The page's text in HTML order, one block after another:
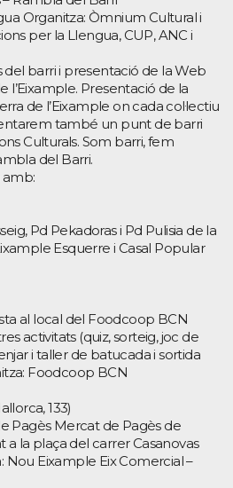
Organitza: Òmnium Cultural i
per la Llengua, CUP, ANC i
del barri i presentació de la Web
l’Eixample. Presentació de la
de l’Eixample on cada col·lectiu
també un punt de barri
Culturals. Som barri, fem
del Barri.
amb:
Pd Pekadoras i Pd Pulisia de la
Esquerre i Casal Popular
al local del Foodcoop BCN
activitats (quiz, sorteig, joc de
i taller de batucada i sortida
Foodcoop BCN
133)
Pagès Mercat de Pagès de
la plaça del carrer Casanovas
Eixample Eix Comercial –